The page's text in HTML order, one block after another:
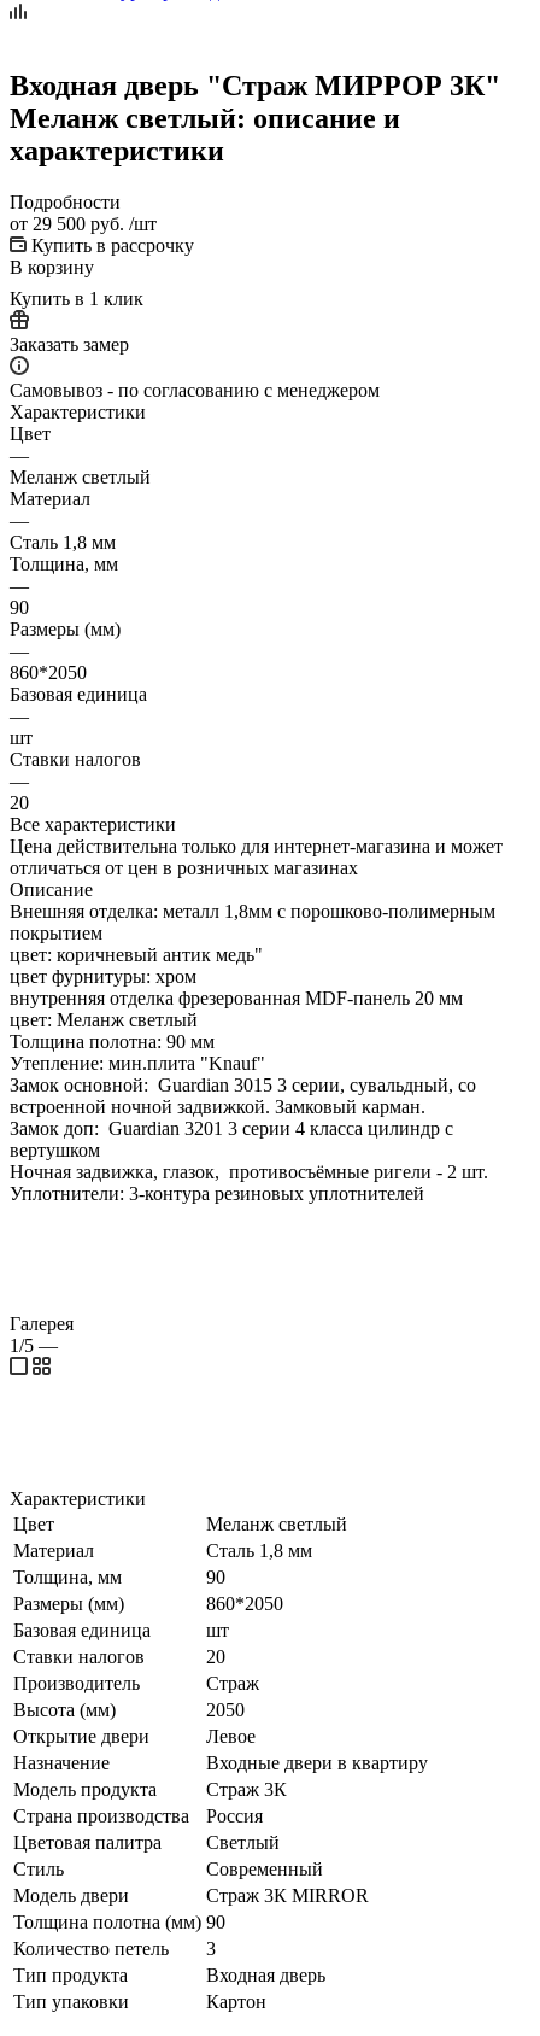
Входная дверь "Страж МИРРОР 3К"
Меланж светлый: описание и
характеристики
Подробности
от 29 500 руб. /шт
Купить в рассрочку
В корзину
Купить в 1 клик
Заказать замер
Самовывоз - по согласованию с менеджером
Характеристики
Цвет
—
Меланж светлый
Материал
—
Сталь 1,8 мм
Толщина, мм
—
90
Размеры (мм)
—
860*2050
Базовая единица
—
шт
Ставки налогов
—
20
Все характеристики
Цена действительна только для интернет-магазина и может
отличаться от цен в розничных магазинах
Описание
Внешняя отделка: металл 1,8мм с порошково-полимерным
покрытием
цвет: коричневый антик медь"
цвет фурнитуры: хром
внутренняя отделка фрезерованная MDF-панель 20 мм
цвет: Меланж светлый
Толщина полотна: 90 мм
Утепление: мин.плита "Knauf"
Замок основной: Guardian 3015 3 серии, сувальдный, со
встроенной ночной задвижкой. Замковый карман.
Замок доп: Guardian 3201 3 серии 4 класса цилиндр с
вертушком
Ночная задвижка, глазок, противосъёмные ригели - 2 шт.
Уплотнители: 3-контура резиновых уплотнителей
Галерея
1/5 —
Характеристики
Цвет
Меланж светлый
Материал
Сталь 1,8 мм
Толщина, мм
90
Размеры (мм)
860*2050
Базовая единица
шт
Ставки налогов
20
Производитель
Страж
Высота (мм)
2050
Открытие двери
Левое
Назначение
Входные двери в квартиру
Модель продукта
Страж 3К
Страна производства
Россия
Цветовая палитра
Светлый
Стиль
Современный
Модель двери
Страж 3К MIRROR
Толщина полотна (мм) 90
Количество петель
3
Тип продукта
Входная дверь
Тип упаковки
Картон